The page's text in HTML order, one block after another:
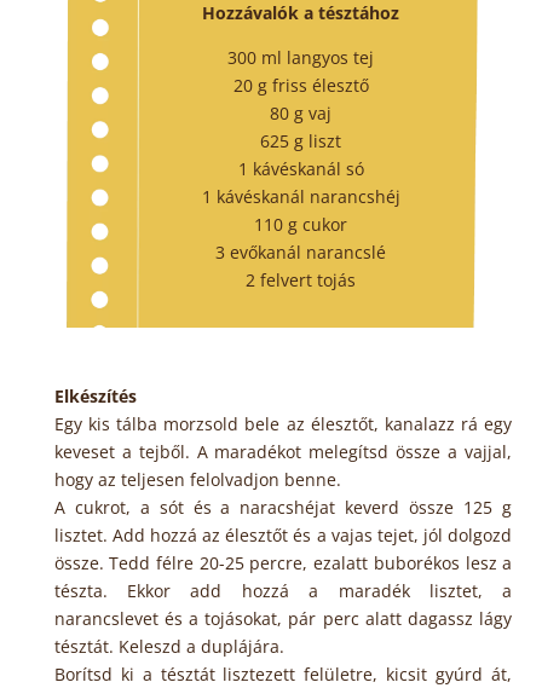
Hozzávalók a tésztához
300 ml langyos tej
20 g friss élesztő
80 g vaj
625 g liszt
1 kávéskanál só
1 kávéskanál narancshéj
110 g cukor
3 evőkanál narancslé
2 felvert tojás
Elkészítés
Egy kis tálba morzsold bele az élesztőt, kanalazz rá egy
keveset a tejből. A maradékot melegítsd össze a vajjal,
hogy az teljesen felolvadjon benne.
A cukrot, a sót és a naracshéjat keverd össze 125 g
lisztet. Add hozzá az élesztőt és a vajas tejet, jól dolgozd
össze. Tedd félre 20-25 percre, ezalatt buborékos lesz a
tészta. Ekkor add hozzá a maradék lisztet, a
narancslevet és a tojásokat, pár perc alatt dagassz lágy
tésztát. Keleszd a duplájára.
Borítsd ki a tésztát lisztezett felületre, kicsit gyúrd át,